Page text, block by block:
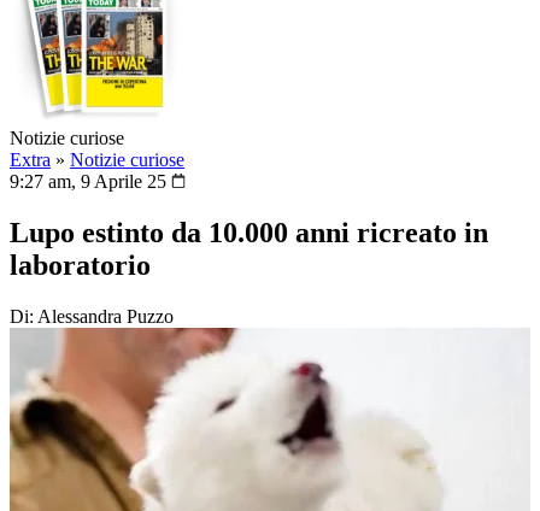
Notizie curiose
Extra » Notizie curiose
9:27 am, 9 Aprile 25
Lupo estinto da 10.000 anni ricreato in
laboratorio
Di: Alessandra Puzzo